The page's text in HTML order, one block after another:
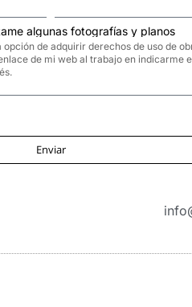
algunas fotografías y planos
Enviar